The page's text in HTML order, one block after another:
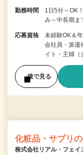
勤務時間
1日5分～OK
み～中長期ま
応募資格
未経験OK＆
会社員・派遣
イト・主婦（
後で見る
化粧品・サプリ
株式会社リアル・フェイ